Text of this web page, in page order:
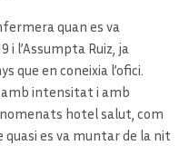
quan es va
i l’Assumpta Ruiz, ja
que en coneixia l’ofici.
intensitat i amb
hotel salut, com
quasi es va muntar de la nit